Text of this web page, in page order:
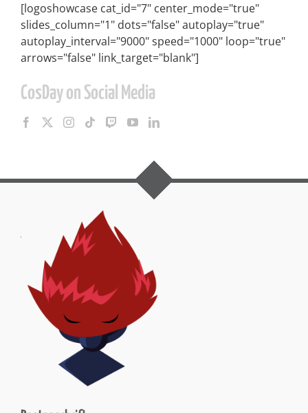
[logoshowcase cat_id="7" center_mode="true"
slides_column="1" dots="false" autoplay="true"
autoplay_interval="9000" speed="1000" loop="true"
arrows="false" link_target="blank"]
CosDay on Social Media